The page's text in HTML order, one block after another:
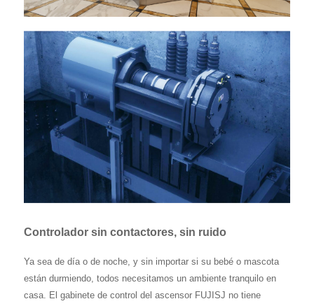
Controlador sin contactores, sin ruido
Ya sea de día o de noche, y sin importar si su bebé o mascota
están durmiendo, todos necesitamos un ambiente tranquilo en
casa. El gabinete de control del ascensor FUJISJ no tiene